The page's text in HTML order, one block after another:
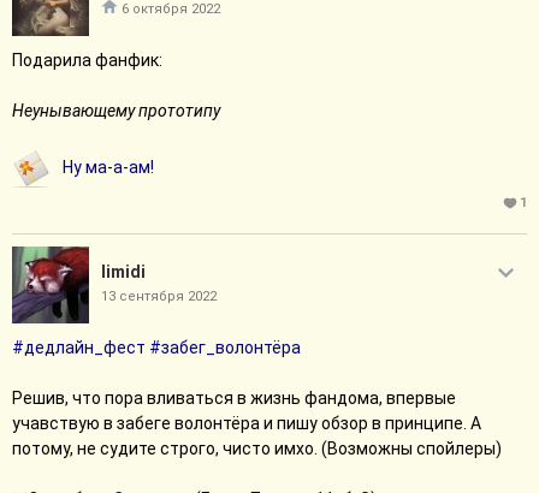
6 октября 2022
Подарила фанфик:
Неунывающему прототипу
Ну ма-а-ам!
1
limidi
13 сентября 2022
#дедлайн_фест #забег_волонтёра
Решив, что пора вливаться в жизнь фандома, впервые
учавствую в забеге волонтёра и пишу обзор в принципе. А
потому, не судите строго, чисто имхо. (Возможны спойлеры)